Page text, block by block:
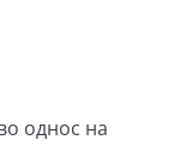
однос на